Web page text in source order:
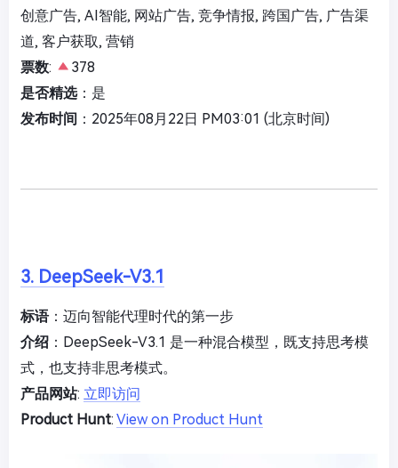
创意广告, AI智能, 网站广告, 竞争情报, 跨国广告, 广告渠
道, 客户获取, 营销
票数:
378
是否精选：是
发布时间 ：2025年08月22日 PM03:01 (北京时间)
3. DeepSeek-V3.1
标语：迈向智能代理时代的第一步
介绍 ：DeepSeek-V3.1 是一种混合模型，既支持思考模
式，也支持非思考模式。
产品网站: 立即访问
Product Hunt: View on Product Hunt